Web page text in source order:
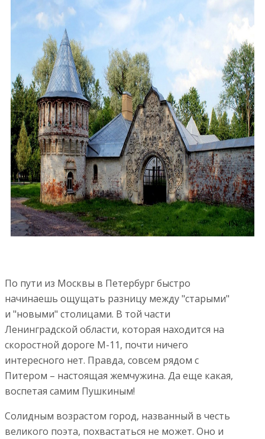
По пути из Москвы в Петербург быстро
начинаешь ощущать разницу между "старыми"
и "новыми" столицами. В той части
Ленинградской области, которая находится на
скоростной дороге М-11, почти ничего
интересного нет. Правда, совсем рядом с
Питером – настоящая жемчужина. Да еще какая,
воспетая самим Пушкиным!
Солидным возрастом город, названный в честь
великого поэта, похвастаться не может. Оно и